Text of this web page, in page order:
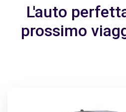
L'auto
prossimo